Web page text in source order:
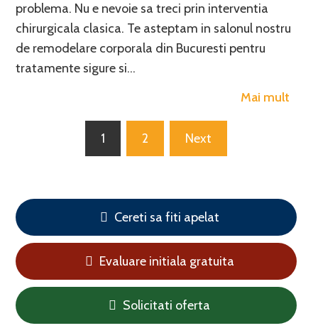
problema. Nu e nevoie sa treci prin interventia
chirurgicala clasica. Te asteptam in salonul nostru
de remodelare corporala din Bucuresti pentru
tratamente sigure si…
Mai mult
1 2 Next
Cereti sa fiti apelat
Evaluare initiala gratuita
Solicitati oferta